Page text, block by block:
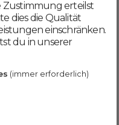
der
Zustimmung erteilst
dies die Qualität
einschränken.
du in unserer
(immer erforderlich)